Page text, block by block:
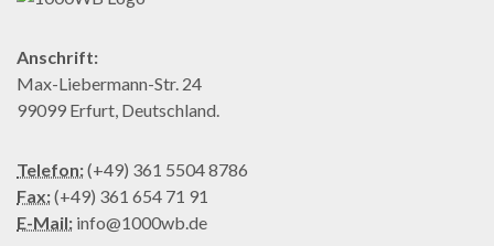
Anschrift:
Max-Liebermann-Str. 24
99099 Erfurt, Deutschland.
Telefon:(+49) 361 5504 8786
Fax:(+49) 361 654 71 91
E-Mail: info@1000wb.de